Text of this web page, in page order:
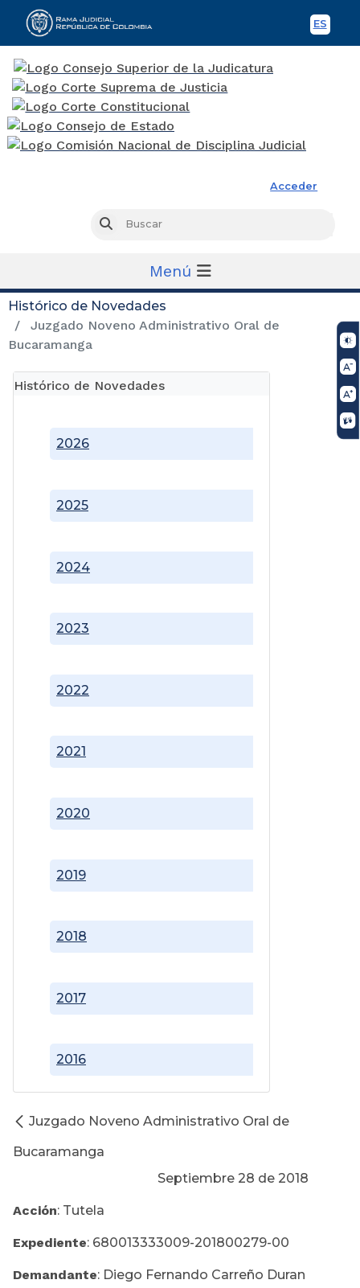
ES
Acceder
Buscar
Menú
Histórico de Novedades
Juzgado Noveno Administrativo Oral de
Bucaramanga
Histórico de Novedades
2016
2017
2018
2019
2020
2021
2022
2023
2024
2025
2026
Juzgado Noveno Administrativo Oral de
Bucaramanga
Septiembre 28 de 2018
Acción: Tutela
Expediente: 680013333009-201800279-00
Demandante: Diego Fernando Carreño Duran